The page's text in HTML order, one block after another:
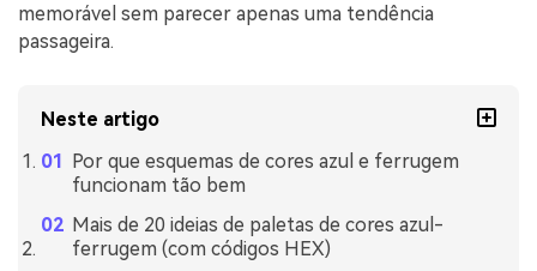
memorável sem parecer apenas uma tendência
passageira.
Neste artigo
Por que esquemas de cores azul e ferrugem
funcionam tão bem
Mais de 20 ideias de paletas de cores azul-
ferrugem (com códigos HEX)